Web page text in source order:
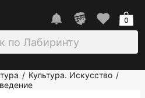
0
/ Культура. Искусство /